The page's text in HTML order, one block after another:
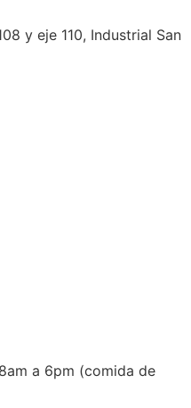
y eje 110, Industrial San
a 6pm (comida de